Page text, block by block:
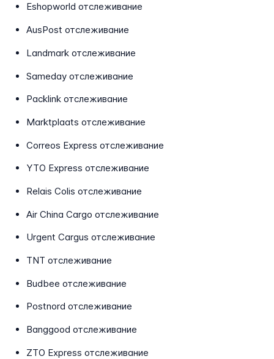
Eshopworld отслеживание
AusPost отслеживание
Landmark отслеживание
Sameday отслеживание
Packlink отслеживание
Marktplaats отслеживание
Correos Express отслеживание
YTO Express отслеживание
Relais Colis отслеживание
Air China Cargo отслеживание
Urgent Cargus отслеживание
TNT отслеживание
Budbee отслеживание
Postnord отслеживание
Banggood отслеживание
ZTO Express отслеживание